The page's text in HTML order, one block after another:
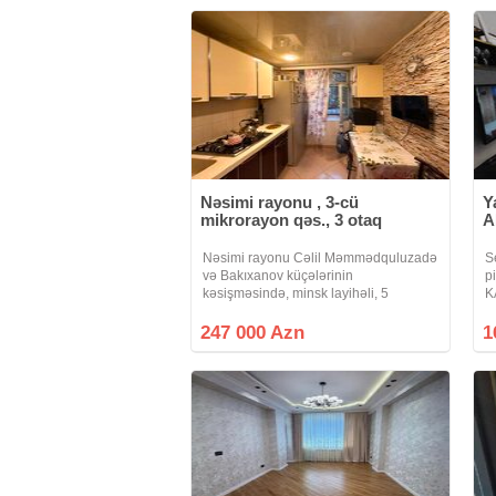
Nəsimi rayonu , 3-cü
mikrorayon qəs., 3 otaq
Nəsimi rayonu Cəlil Məmmədquluzadə
və Bakıxanov küçələrinin
kəsişməsində, minsk layihəli, 5
otaqlı 70 kv.m. pol parket, podvallı, orta
247 000 Azn